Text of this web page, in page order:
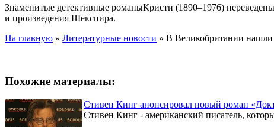
Знаменитые детективные романыКристи (1890–1976)
и произведения Шекспира.
На главную » Литературные новости » В Великобритании
Похожие материалы:
Стивен Кинг анонсировал новый роман
Стивен Кинг - американский писатель,